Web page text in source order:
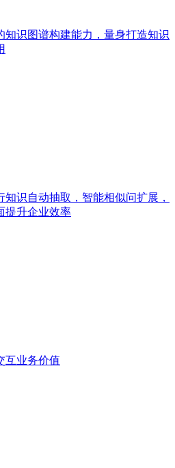
知识图谱构建能力，量身打造知识
知识自动抽取，智能相似问扩展，
提升企业效率
互业务价值